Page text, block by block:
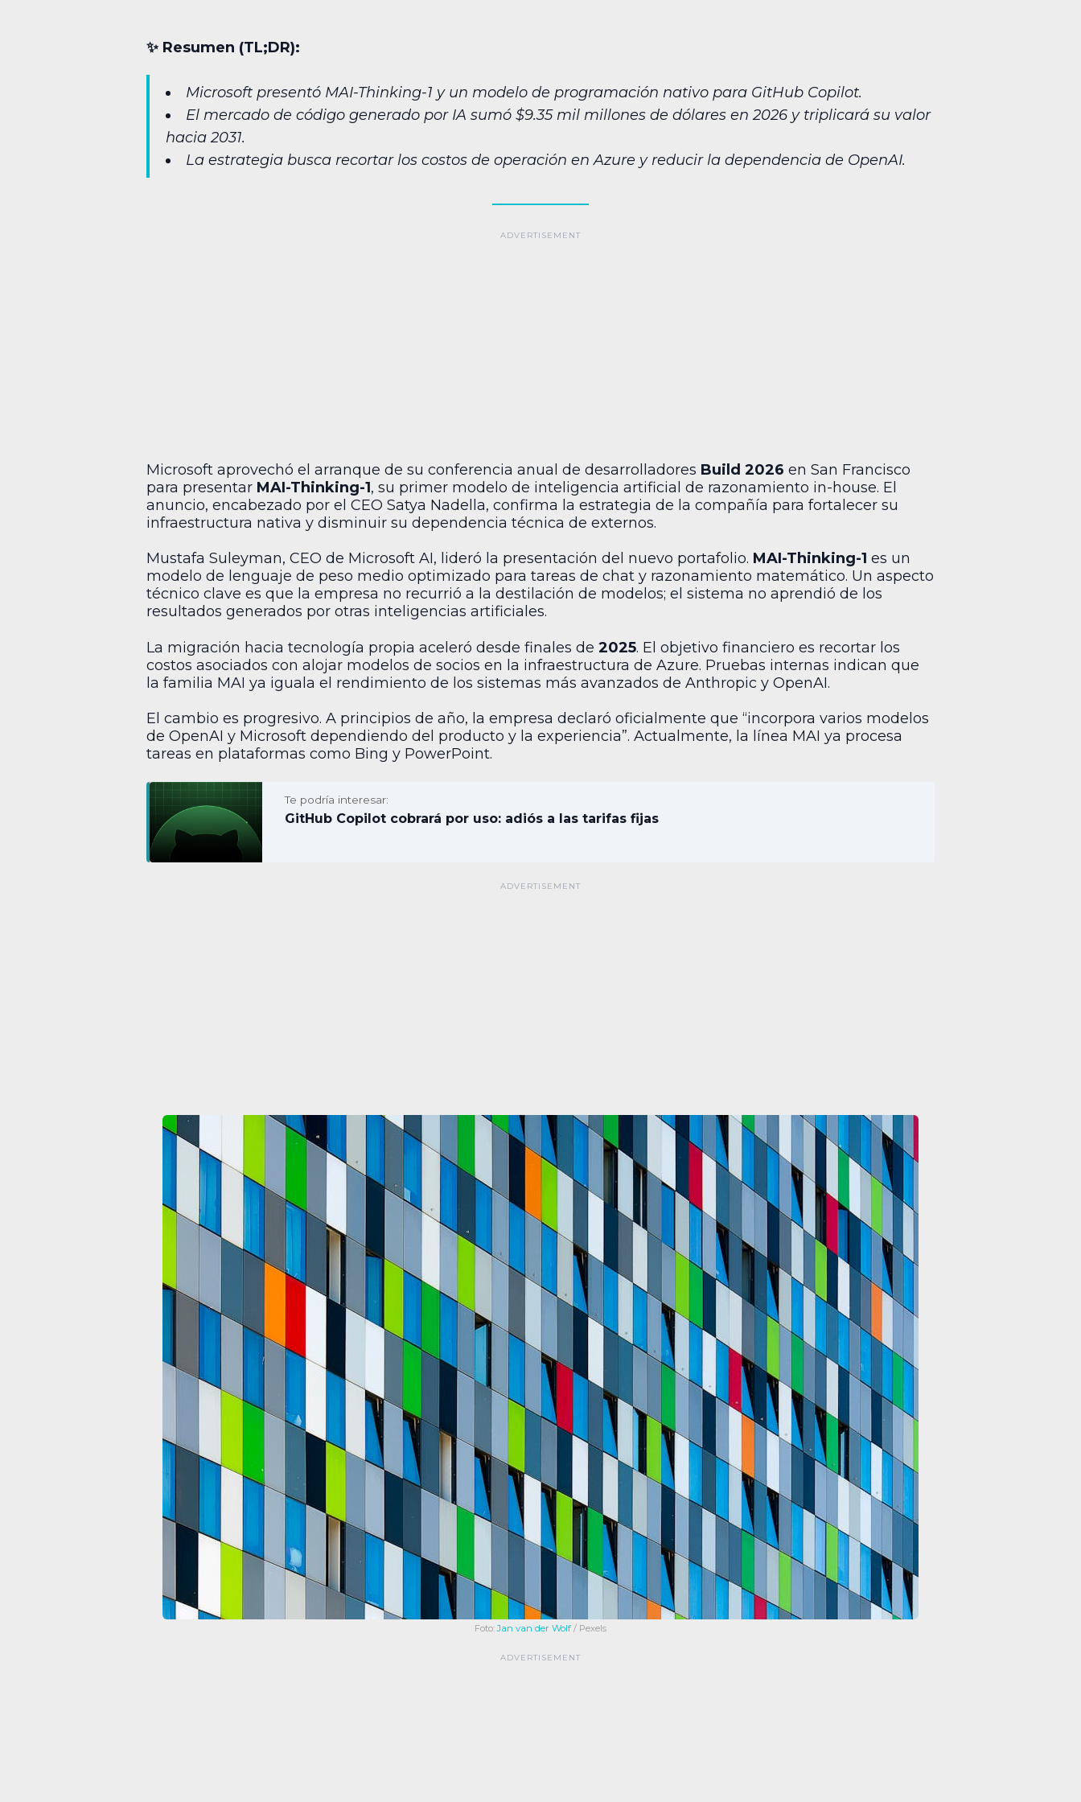
✨︎ Resumen (TL;DR):
Microsoft presentó MAI-Thinking-1 y un modelo de programación nativo para GitHub Copilot.
El mercado de código generado por IA sumó $9.35 mil millones de dólares en 2026 y triplicará su valor
hacia 2031.
La estrategia busca recortar los costos de operación en Azure y reducir la dependencia de OpenAI.
Microsoft aprovechó el arranque de su conferencia anual de desarrolladores Build 2026 en San Francisco
para presentar MAI-Thinking-1, su primer modelo de inteligencia artificial de razonamiento in-house. El
anuncio, encabezado por el CEO Satya Nadella, confirma la estrategia de la compañía para fortalecer su
infraestructura nativa y disminuir su dependencia técnica de externos.
Mustafa Suleyman, CEO de Microsoft AI, lideró la presentación del nuevo portafolio. MAI-Thinking-1 es un
modelo de lenguaje de peso medio optimizado para tareas de chat y razonamiento matemático. Un aspecto
técnico clave es que la empresa no recurrió a la destilación de modelos; el sistema no aprendió de los
resultados generados por otras inteligencias artificiales.
La migración hacia tecnología propia aceleró desde finales de 2025. El objetivo financiero es recortar los
costos asociados con alojar modelos de socios en la infraestructura de Azure. Pruebas internas indican que
la familia MAI ya iguala el rendimiento de los sistemas más avanzados de Anthropic y OpenAI.
El cambio es progresivo. A principios de año, la empresa declaró oficialmente que “incorpora varios modelos
de OpenAI y Microsoft dependiendo del producto y la experiencia”. Actualmente, la línea MAI ya procesa
tareas en plataformas como Bing y PowerPoint.
Te podría interesar:
GitHub Copilot cobrará por uso: adiós a las tarifas fijas
Foto:Jan van der Wolf / Pexels